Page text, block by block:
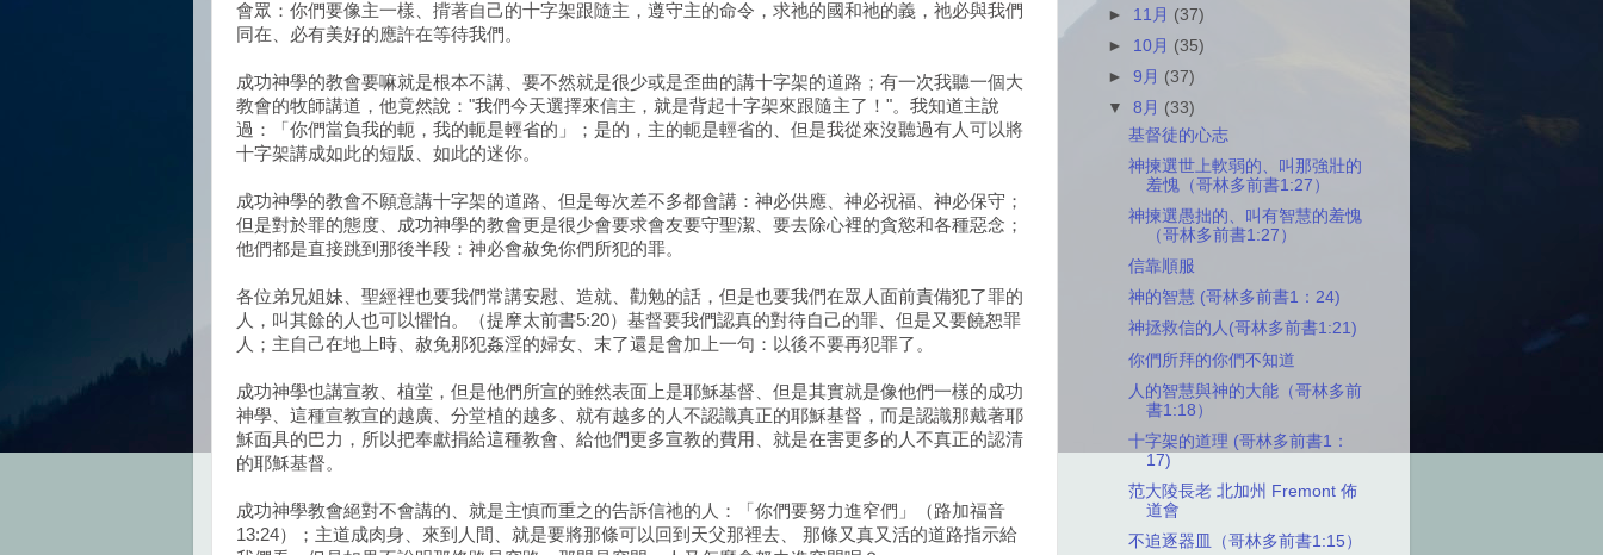
會眾：你們要像主一樣、揹著自己的十字架跟隨主，遵守主的命令，求祂的國和祂的義，祂必與我們
同在、必有美好的應許在等待我們。
成功神學的教會要嘛就是根本不講、要不然就是很少或是歪曲的講十字架的道路；有一次我聽一個大
教會的牧師講道，他竟然說："我們今天選擇來信主，就是背起十字架來跟隨主了！"。我知道主說
過：「你們當負我的軛，我的軛是輕省的」；是的，主的軛是輕省的、但是我從來沒聽過有人可以將
十字架講成如此的短版、如此的迷你。
成功神學的教會不願意講十字架的道路、但是每次差不多都會講：神必供應、神必祝福、神必保守；
但是對於罪的態度、成功神學的教會更是很少會要求會友要守聖潔、要去除心裡的貪慾和各種惡念；
他們都是直接跳到那後半段：神必會赦免你們所犯的罪。
各位弟兄姐妹、聖經裡也要我們常講安慰、造就、勸勉的話，但是也要我們在眾人面前責備犯了罪的
人，叫其餘的人也可以懼怕。（提摩太前書5:20）基督要我們認真的對待自己的罪、但是又要饒恕罪
人；主自己在地上時、赦免那犯姦淫的婦女、末了還是會加上一句：以後不要再犯罪了。
成功神學也講宣教、植堂，但是他們所宣的雖然表面上是耶穌基督、但是其實就是像他們一樣的成功
神學、這種宣教宣的越廣、分堂植的越多、就有越多的人不認識真正的耶穌基督，而是認識那戴著耶
穌面具的巴力，所以把奉獻捐給這種教會、給他們更多宣教的費用、就是在害更多的人不真正的認清
的耶穌基督。
成功神學教會絕對不會講的、就是主慎而重之的告訴信祂的人：「你們要努力進窄們」（路加福音
13:24）；主道成肉身、來到人間、就是要將那條可以回到天父那裡去、 那條又真又活的道路指示給
► 11月 (37)
► 10月 (35)
►9月 (37)
▼8月 (33)
基督徒的心志
神揀選世上軟弱的、叫那強壯的
羞愧（哥林多前書1:27）
神揀選愚拙的、叫有智慧的羞愧
（哥林多前書1:27）
信靠順服
神的智慧 (哥林多前書1：24)
神拯救信的人(哥林多前書1:21)
你們所拜的你們不知道
人的智慧與神的大能（哥林多前
書1:18）
十字架的道理 (哥林多前書1：
17)
范大陵長老 北加州 Fremont 佈
道會
不追逐器皿（哥林多前書1:15）